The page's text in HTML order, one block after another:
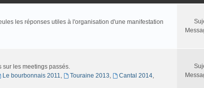
les réponses utiles à l'organisation d'une manifestation
sur les meetings passés.
Le bourbonnais 2011, Touraine 2013, Cantal 2014,